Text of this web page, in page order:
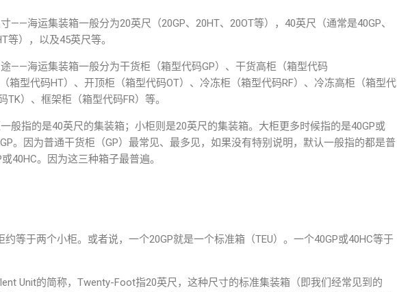
——海运集装箱一般分为20英尺（20GP、20HT、20OT等），40英尺（通常是40GP、
等），以及45英尺等。
——海运集装箱一般分为干货柜（箱型代码GP）、干货高柜（箱型代码
箱型代码HT）、开顶柜（箱型代码OT）、冷冻柜（箱型代码RF）、冷冻高柜（箱型代
TK）、框架柜（箱型代码FR）等。
般指的是40英尺的集装箱；小柜则是20英尺的集装箱。大柜更多时候指的是40GP或
。因为普通干货柜（GP）最常见、最多见，如果没有特别说明，默认一般指的都是普
40HC。因为这三种箱子最普遍。
等于两个小柜。或者说，一个20GP就是一个标准箱（TEU）。一个40GP或40HC等于
Unit的简称，Twenty-Foot指20英尺，这种尺寸的标准集装箱（即我们经常见到的